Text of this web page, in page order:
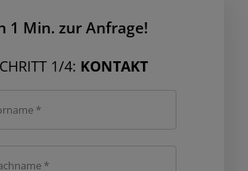
1 Min. zur Anfrage!
1/4: KONTAKT